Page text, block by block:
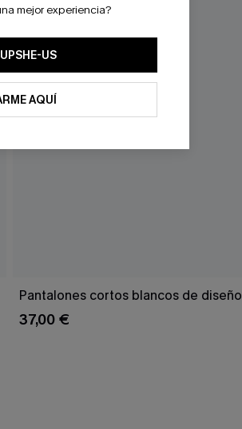
Pantalones cortos blancos de diseño
37,00 €
mejor experiencia?
US
AQUÍ